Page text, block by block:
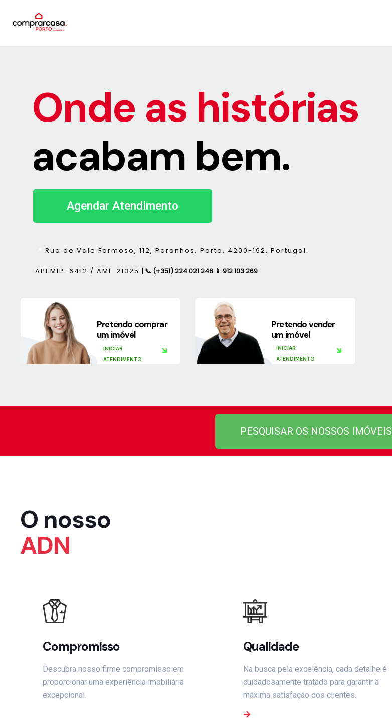
Pretendo comprar
um imóvel
INICIAR
ATENDIMENTO
Rua de Vale Formoso, 112, Paranhos, Porto, 4200-192, Portugal.
APEMIP: 6412 / AMI: 21325| 📞 (+351) 224 021 246 📱 912 103 269
Onde as histórias
acabam bem.
Agendar Atendimento
INICIAR
ATENDIMENTO
Pretendo vender
um imóvel
PESQUISAR OS NOSSOS IMÓVEIS
O nosso
ADN
Compromisso
Descubra nosso firme compromisso em
proporcionar uma experiência imobiliária
excepcional.
Qualidade
Na busca pela excelência, cada detalhe é
cuidadosamente tratado para garantir a
máxima satisfação dos clientes.